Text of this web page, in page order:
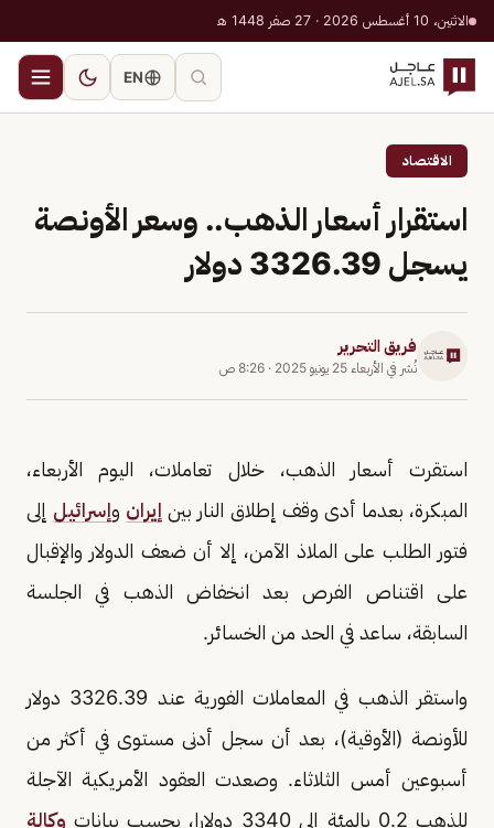
الاثنين، 10 أغسطس 2026 · 27 صفر 1448 هـ
EN
الاقتصاد
استقرار أسعار الذهب.. وسعر الأونصة
يسجل 3326.39 دولار
فريق التحرير
نُشر في الأربعاء 25 يونيو 2025 · 8:26 ص
استقرت أسعار الذهب، خلال تعاملات، اليوم الأربعاء،
المبكرة، بعدما أدى وقف إطلاق النار بين إيران وإسرائيل إلى
فتور الطلب على الملاذ الآمن، إلا أن ضعف الدولار والإقبال
على اقتناص الفرص بعد انخفاض الذهب في الجلسة
السابقة، ساعد في الحد من الخسائر.
واستقر الذهب في المعاملات الفورية عند 3326.39 دولار
للأونصة (الأوقية)، بعد أن سجل أدنى مستوى في أكثر من
أسبوعين أمس الثلاثاء. وصعدت العقود الأمريكية الآجلة
للذهب 0.2 بالمئة إلى 3340 دولارا، بحسب بيانات
وكالة